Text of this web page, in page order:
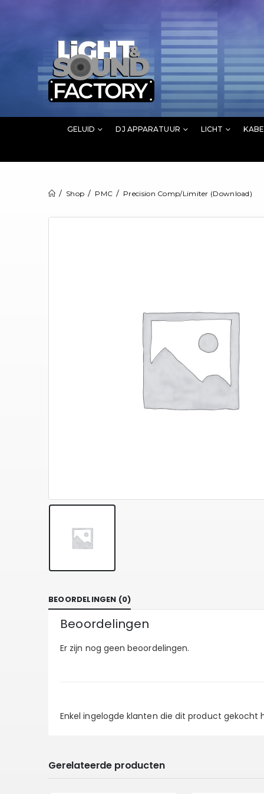
GELUID DJ APPARATUUR LICHT
Shop PMC Precision Comp/Limiter (Download)
BEOORDELINGEN (0)
Beoordelingen
Er zijn nog geen beoordelingen.
Enkel ingelogde klanten die dit product gekocht
Gerelateerde producten